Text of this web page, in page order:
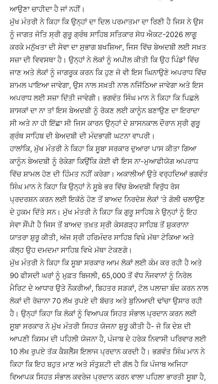
ਆਉਣਾ ਚਾਹੀਦਾ ਹੈ ਜਾਂ ਨਹੀਂ।
ਮੁੱਖ ਮੰਤਰੀ ਨੇ ਕਿਹਾ ਕਿ ਉਨ੍ਹਾਂ ਦਾ ਦਿਲ ਪਰਮਾਤਮਾ ਦਾ ਰਿਣੀ ਹੈ ਜਿਸ ਨੇ ਉਸ
ਨੂੰ ਜਾਗਤ ਜੋਤਿ ਸ੍ਰੀ ਗੁਰੂ ਗ੍ਰੰਥ ਸਾਹਿਬ ਸਤਿਕਾਰ ਸੋਧ ਐਕਟ-2026 ਲਾਗੂ
ਕਰਕੇ ਮਨੁੱਖਤਾ ਦੀ ਸੇਵਾ ਦਾ ਸੁਭਾਗ ਬਖਸ਼ਿਆ, ਜਿਸ ਵਿੱਚ ਬੇਅਦਬੀ ਲਈ ਸਖ਼ਤ
ਸਜ਼ਾ ਦੀ ਵਿਵਸਥਾ ਹੈ। ਉਨ੍ਹਾਂ ਨੇ ਲੋਕਾਂ ਨੂੰ ਅਪੀਲ ਕੀਤੀ ਕਿ ਉਹ ਪਿੰਡਾਂ ਵਿੱਚ
ਜਾਣ ਅਤੇ ਲੋਕਾਂ ਨੂੰ ਜਾਗਰੂਕ ਕਰਨ ਕਿ ਹੁਣ ਜੋ ਵੀ ਇਸ ਘਿਨਾਉਣੇ ਅਪਰਾਧ ਵਿੱਚ
ਸ਼ਾਮਲ ਪਾਇਆ ਜਾਵੇਗਾ, ਉਸ ਨਾਲ ਸਖ਼ਤੀ ਨਾਲ ਨਜਿੱਠਿਆ ਜਾਵੇਗਾ ਅਤੇ ਇਸ
ਅਪਰਾਧ ਲਈ ਸਜ਼ਾ ਦਿੱਤੀ ਜਾਵੇਗੀ। ਭਗਵੰਤ ਸਿੰਘ ਮਾਨ ਨੇ ਕਿਹਾ ਕਿ ਪਿਛਲੇ
ਸ਼ਾਸਕਾਂ ਦਾ ਨਾ ਤਾਂ ਇਸ ਬੇਅਦਬੀ ਨੂੰ ਰੋਕਣ ਲਈ ਕਾਨੂੰਨ ਬਣਾਉਣ ਦਾ ਇਰਾਦਾ
ਸੀ ਅਤੇ ਨਾ ਹੀ ਇੱਛਾ ਸੀ ਜਿਸ ਕਾਰਨ ਉਨ੍ਹਾਂ ਦੇ ਸ਼ਾਸਨਕਾਲ ਦੌਰਾਨ ਸ੍ਰੀ ਗੁਰੂ
ਗ੍ਰੰਥ ਸਾਹਿਬ ਦੀ ਬੇਅਦਬੀ ਦੀ ਮੰਦਭਾਗੀ ਘਟਨਾ ਵਾਪਰੀ।
ਹਾਲਾਂਕਿ, ਮੁੱਖ ਮੰਤਰੀ ਨੇ ਕਿਹਾ ਕਿ ਸੂਬਾ ਸਰਕਾਰ ਦੁਆਰਾ ਪਾਸ ਕੀਤਾ ਗਿਆ
ਕਾਨੂੰਨ ਬੇਅਦਬੀ ਨੂੰ ਰੋਕੇਗਾ ਕਿਉਂਕਿ ਕੋਈ ਵੀ ਇਸ ਨਾ-ਮੁਆਫੀਯੋਗ ਅਪਰਾਧ
ਵਿੱਚ ਸ਼ਾਮਲ ਹੋਣ ਦੀ ਹਿੰਮਤ ਨਹੀਂ ਕਰੇਗਾ। ਅਕਾਲੀਆਂ ਉਤੇ ਵਰ੍ਹਦਿਆਂ ਭਗਵੰਤ
ਸਿੰਘ ਮਾਨ ਨੇ ਕਿਹਾ ਕਿ ਉਨ੍ਹਾਂ ਨੇ ਸੂਬੇ ਭਰ ਵਿੱਚ ਬੇਅਦਬੀ ਵਿਰੁੱਧ ਰੋਸ
ਪ੍ਰਦਰਸ਼ਨ ਕਰਨ ਲਈ ਇਕੱਠੇ ਹੋਣ ਤੋਂ ਬਾਅਦ ਨਿਰਦੋਸ਼ ਲੋਕਾਂ ‘ਤੇ ਗੋਲੀ ਚਲਾਉਣ
ਦੇ ਹੁਕਮ ਦਿੱਤੇ ਸਨ। ਮੁੱਖ ਮੰਤਰੀ ਨੇ ਕਿਹਾ ਕਿ ਗੁਰੂ ਸਾਹਿਬ ਨੇ ਉਨ੍ਹਾਂ ਨੂੰ ਇਹ
ਸੇਵਾ ਸੌਂਪੀ ਹੈ ਜਿਸ ਤੋਂ ਬਾਅਦ ਤਖ਼ਤ ਸ੍ਰੀ ਕੇਸਗੜ੍ਹ ਸਾਹਿਬ ਤੋਂ ਸ਼ੁਕਰਾਨਾ
ਯਾਤਰਾ ਸ਼ੁਰੂ ਕੀਤੀ, ਅੱਜ ਸ੍ਰੀ ਹਰਿਮੰਦਰ ਸਾਹਿਬ ਵਿਖੇ ਮੱਥਾ ਟੇਕਿਆ ਅਤੇ
ਕੱਲ੍ਹ ਉਹ ਦਮਦਮਾ ਸਾਹਿਬ ਵਿਖੇ ਮੱਥਾ ਟੇਕਣਗੇ।
ਮੁੱਖ ਮੰਤਰੀ ਨੇ ਕਿਹਾ ਕਿ ਸੂਬਾ ਸਰਕਾਰ ਆਮ ਲੋਕਾਂ ਲਈ ਕੰਮ ਕਰ ਰਹੀ ਹੈ ਅਤੇ
90 ਫੀਸਦੀ ਘਰਾਂ ਨੂੰ ਮੁਫ਼ਤ ਬਿਜਲੀ, 65,000 ਤੋਂ ਵੱਧ ਨੌਜਵਾਨਾਂ ਨੂੰ ਨਿਰੋਲ
ਮੈਰਿਟ ਦੇ ਆਧਾਰ ਉਤੇ ਨੌਕਰੀਆਂ, ਬਿਹਤਰ ਸੜਕਾਂ, ਟੋਲ ਪਲਾਜ਼ਾ ਬੰਦ ਕਰਨ ਨਾਲ
ਲੋਕਾਂ ਦੀ ਰੋਜ਼ਾਨਾ 70 ਲੱਖ ਰੁਪਏ ਦੀ ਬੱਚਤ ਅਤੇ ਬੁਨਿਆਦੀ ਢਾਂਚਾ ਉਸਾਰ ਰਹੀ
ਹੈ। ਉਨ੍ਹਾਂ ਕਿਹਾ ਕਿ ਲੋਕਾਂ ਨੂੰ ਵਿਆਪਕ ਸਿਹਤ ਸੰਭਾਲ ਪ੍ਰਦਾਨ ਕਰਨ ਲਈ
ਸੂਬਾ ਸਰਕਾਰ ਨੇ ਮੁੱਖ ਮੰਤਰੀ ਸਿਹਤ ਯੋਜਨਾ ਸ਼ੁਰੂ ਕੀਤੀ ਹੈ- ਜੋ ਕਿ ਦੇਸ਼ ਦੀ
ਆਪਣੀ ਕਿਸਮ ਦੀ ਪਹਿਲੀ ਯੋਜਨਾ ਹੈ, ਪੰਜਾਬ ਦੇ ਹਰੇਕ ਨਿਵਾਸੀ ਪਰਿਵਾਰ ਲਈ
10 ਲੱਖ ਰੁਪਏ ਤੱਕ ਕੈਸ਼ਲੈੱਸ ਇਲਾਜ ਪ੍ਰਦਾਨ ਕਰਦੀ ਹੈ। ਭਗਵੰਤ ਸਿੰਘ ਮਾਨ ਨੇ
ਕਿਹਾ ਕਿ ਇਹ ਬਹੁਤ ਮਾਣ ਅਤੇ ਸੰਤੁਸ਼ਟੀ ਦੀ ਗੱਲ ਹੈ ਕਿ ਪੰਜਾਬ ਅਜਿਹਾ
ਵਿਆਪਕ ਸਿਹਤ ਸੰਭਾਲ ਕਵਰੇਜ ਪ੍ਰਦਾਨ ਕਰਨ ਵਾਲਾ ਪਹਿਲਾ ਭਾਰਤੀ ਸੂਬਾ ਹੈ,